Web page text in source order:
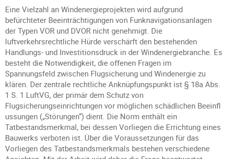
Eine Vielzahl an Windenergieprojekten wird aufgrund
befürchteter Beeinträchtigungen von Funknavigationsanlagen
der Typen VOR und DVOR nicht genehmigt. Die
luftverkehrsrechtliche Hürde verschärft den bestehenden
Handlungs- und Investitionsdruck in der Windenergiebranche. Es
besteht die Notwendigkeit, die offenen Fragen im
Spannungsfeld zwischen Flugsicherung und Windenergie zu
klären. Der zentrale rechtliche Anknüpfungspunkt ist § 18a Abs.
1 S. 1 LuftVG, der primär dem Schutz von
Flugsicherungseinrichtungen vor möglichen schädlichen Beeinfl
ussungen („Störungen“) dient. Die Norm enthält ein
Tatbestandsmerkmal, bei dessen Vorliegen die Errichtung eines
Bauwerks verboten ist. Über die Voraussetzungen für das
Vorliegen des Tatbestandsmerkmals bestehen verschiedene